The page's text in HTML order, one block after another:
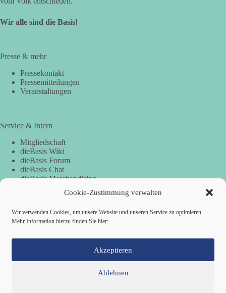
Cookie-Zustimmung verwalten
Wir verwenden Cookies, um unsere Website und unseren Service zu optimieren.
Mehr Information hierzu finden Sie hier:
Akzeptieren
Ablehnen
Wir alle sind die Basis!
Presse & mehr
Pressekontakt
Pressemitteilungen
Veranstaltungen
Service & Intern
Mitgliedschaft
dieBasis Wiki
dieBasis Forum
dieBasis Chat
dieBasis Merchandising
Spenden